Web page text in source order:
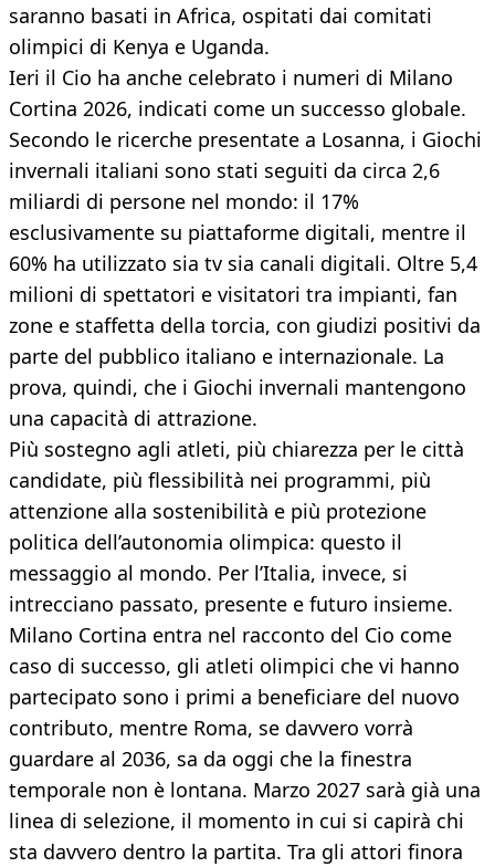
saranno basati in Africa, ospitati dai comitati
olimpici di Kenya e Uganda.
Ieri il Cio ha anche celebrato i numeri di Milano
Cortina 2026, indicati come un successo globale.
Secondo le ricerche presentate a Losanna, i Giochi
invernali italiani sono stati seguiti da circa 2,6
miliardi di persone nel mondo: il 17%
esclusivamente su piattaforme digitali, mentre il
60% ha utilizzato sia tv sia canali digitali. Oltre 5,4
milioni di spettatori e visitatori tra impianti, fan
zone e staffetta della torcia, con giudizi positivi da
parte del pubblico italiano e internazionale. La
prova, quindi, che i Giochi invernali mantengono
una capacità di attrazione.
Più sostegno agli atleti, più chiarezza per le città
candidate, più flessibilità nei programmi, più
attenzione alla sostenibilità e più protezione
politica dell’autonomia olimpica: questo il
messaggio al mondo. Per l’Italia, invece, si
intrecciano passato, presente e futuro insieme.
Milano Cortina entra nel racconto del Cio come
caso di successo, gli atleti olimpici che vi hanno
partecipato sono i primi a beneficiare del nuovo
contributo, mentre Roma, se davvero vorrà
guardare al 2036, sa da oggi che la finestra
temporale non è lontana. Marzo 2027 sarà già una
linea di selezione, il momento in cui si capirà chi
sta davvero dentro la partita. Tra gli attori finora